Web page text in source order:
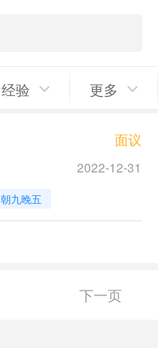
经验 更多
面议
2022-12-31
朝九晚五
下一页